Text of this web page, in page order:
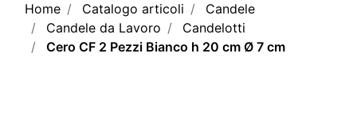
Home Catalogo articoli
Candele
Candele da Lavoro
Candelotti
Cero CF 2 Pezzi Bianco h 20 cm Ø 7 cm